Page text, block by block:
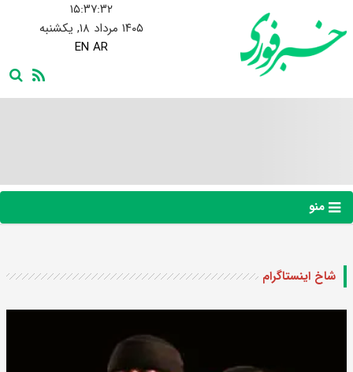
۱۵:۳۷:۳۳
۱۴۰۵ مرداد ۱۸, یکشنبه
EN AR
منو
شاخ اینستاگرام